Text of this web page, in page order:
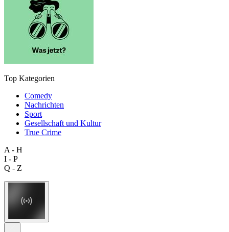
Top Kategorien
Comedy
Nachrichten
Sport
Gesellschaft und Kultur
True Crime
A - H
I - P
Q - Z